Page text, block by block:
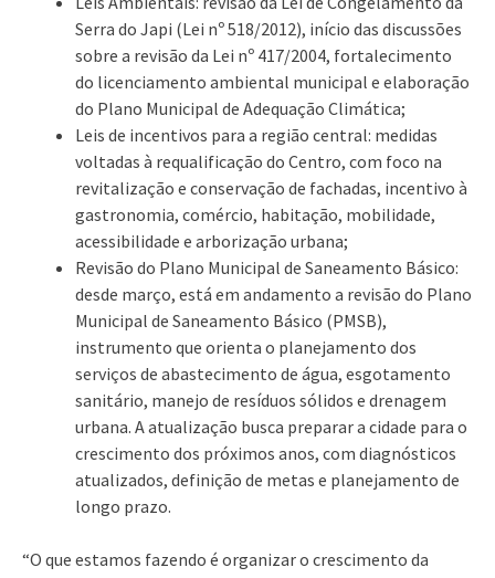
Serra do Japi (Lei nº 518/2012), início das discussões
sobre a revisão da Lei nº 417/2004, fortalecimento
do licenciamento ambiental municipal e elaboração
do Plano Municipal de Adequação Climática;
Leis de incentivos para a região central: medidas
voltadas à requalificação do Centro, com foco na
revitalização e conservação de fachadas, incentivo à
gastronomia, comércio, habitação, mobilidade,
acessibilidade e arborização urbana;
Revisão do Plano Municipal de Saneamento Básico:
desde março, está em andamento a revisão do Plano
Municipal de Saneamento Básico (PMSB),
instrumento que orienta o planejamento dos
serviços de abastecimento de água, esgotamento
sanitário, manejo de resíduos sólidos e drenagem
urbana. A atualização busca preparar a cidade para o
crescimento dos próximos anos, com diagnósticos
atualizados, definição de metas e planejamento de
longo prazo.
“O que estamos fazendo é organizar o crescimento da